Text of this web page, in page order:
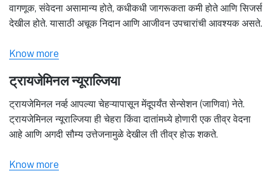
वागणूक, संवेदना असामान्य होते, कधीकधी जागरूकता कमी होते आणि सिजर्स
देखील होते. यासाठी अचूक निदान आणि आजीवन उपचारांची आवश्यक असते.
Know more
ट्रायजेमिनल न्यूराल्जिया
ट्रायजेमिनल नर्व्ह आपल्या चेहऱ्यापासून मेंदूपर्यंत सेन्सेशन (जाणिवा) नेते.
ट्रायजेमिनल न्यूराल्जिया ही चेहरा किंवा दातांमध्ये होणारी एक तीव्र वेदना
आहे आणि अगदी सौम्य उत्तेजनामुळे देखील ती तीव्र होऊ शकते.
Know more